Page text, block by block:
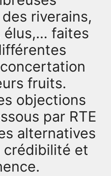
riverains,
élus,… faites
fruits.
objections
par RTE
alternatives
crédibilité et